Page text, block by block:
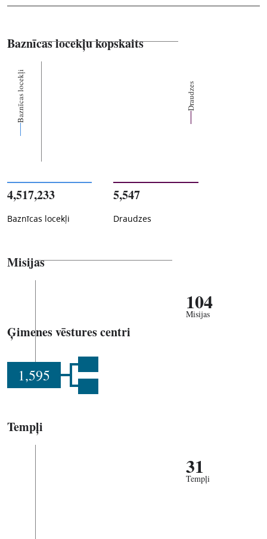
Baznīcas locekļu kopskaits
Baznīcas locekļi Draudzes
4,517,233
Baznīcas locekļi
5,547
Draudzes
Misijas
104
Misijas
Ģimenes vēstures centri
1,595
Tempļi
31
Tempļi